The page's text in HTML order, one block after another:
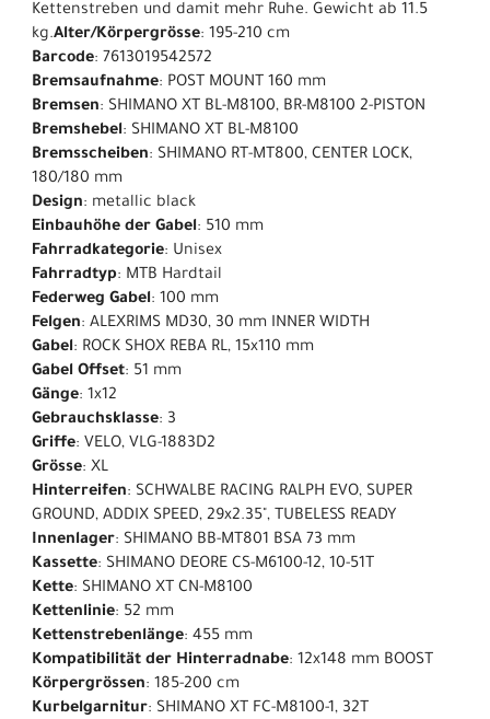
Kettenstreben und damit mehr Ruhe. Gewicht ab 11.5
kg.Alter/Körpergrösse: 195-210 cm
Barcode: 7613019542572
Bremsaufnahme: POST MOUNT 160 mm
Bremsen: SHIMANO XT BL-M8100, BR-M8100 2-PISTON
Bremshebel: SHIMANO XT BL-M8100
Bremsscheiben: SHIMANO RT-MT800, CENTER LOCK,
180/180 mm
Design: metallic black
Einbauhöhe der Gabel: 510 mm
Fahrradkategorie: Unisex
Fahrradtyp: MTB Hardtail
Federweg Gabel: 100 mm
Felgen: ALEXRIMS MD30, 30 mm INNER WIDTH
Gabel: ROCK SHOX REBA RL, 15x110 mm
Gabel Offset: 51 mm
Gänge: 1x12
Gebrauchsklasse: 3
Griffe: VELO, VLG-1883D2
Grösse: XL
Hinterreifen: SCHWALBE RACING RALPH EVO, SUPER
GROUND, ADDIX SPEED, 29x2.35", TUBELESS READY
Innenlager: SHIMANO BB-MT801 BSA 73 mm
Kassette: SHIMANO DEORE CS-M6100-12, 10-51T
Kette: SHIMANO XT CN-M8100
Kettenlinie: 52 mm
Kettenstrebenlänge: 455 mm
Kompatibilität der Hinterradnabe: 12x148 mm BOOST
Körpergrössen: 185-200 cm
Kurbelgarnitur: SHIMANO XT FC-M8100-1, 32T